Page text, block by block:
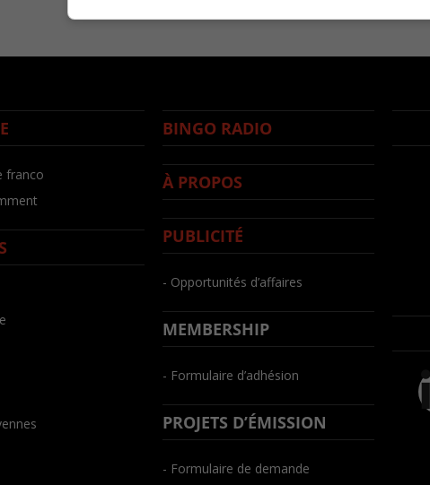
franco
BINGO RADIO
À PROPOS
PUBLICITÉ
- Opportunités d’affaires
MEMBERSHIP
- Formulaire d’adhésion
PROJETS D’ÉMISSION
- Formulaire de demande